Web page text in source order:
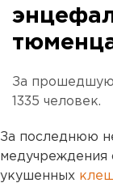
За
1335 человек.
За последнюю
медучреждения
укушенных